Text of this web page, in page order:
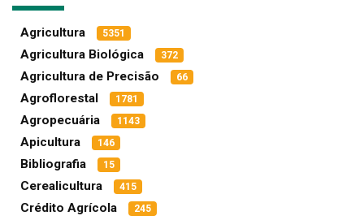
Agricultura 5351
Agricultura Biológica 372
Agricultura de Precisão 66
Agroflorestal 1781
Agropecuária 1143
Apicultura 146
Bibliografia 15
Cerealicultura 415
Crédito Agrícola 245